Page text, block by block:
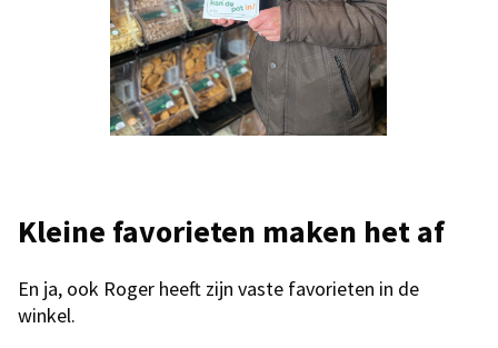
Kleine favorieten maken het af
En ja, ook Roger heeft zijn vaste favorieten in de
winkel.